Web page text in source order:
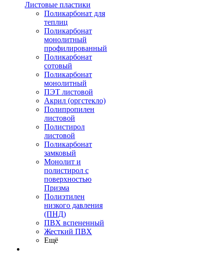
Листовые пластики
Поликарбонат для
теплиц
Поликарбонат
монолитный
профилированный
Поликарбонат
сотовый
Поликарбонат
монолитный
ПЭТ листовой
Акрил (оргстекло)
Полипропилен
листовой
Полистирол
листовой
Поликарбонат
замковый
Монолит и
полистирол с
поверхностью
Призма
Полиэтилен
низкого давления
(ПНД)
ПВХ вспененный
Жесткий ПВХ
Ещё